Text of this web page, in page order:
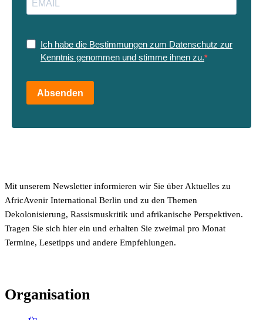
Ich habe die Bestimmungen zum Datenschutz zur
Kenntnis genommen und stimme ihnen zu.
Absenden
Mit unserem Newsletter informieren wir Sie über Aktuelles zu
AfricAvenir International Berlin und zu den Themen
Dekolonisierung, Rassismuskritik und afrikanische Perspektiven.
Tragen Sie sich hier ein und erhalten Sie zweimal pro Monat
Termine, Lesetipps und andere Empfehlungen.
Organisation